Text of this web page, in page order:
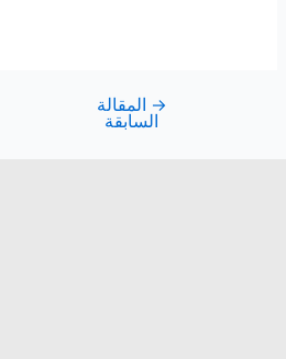
→ المقالة
السابقة